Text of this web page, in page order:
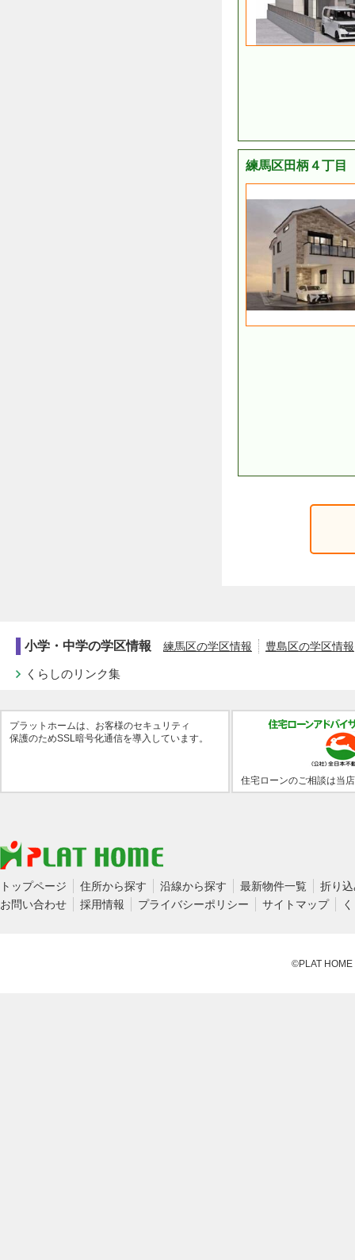
練馬区田柄４丁目
小学・中学の学区情報 練馬区の学区情報 豊島区の学区情報
くらしのリンク集
プラットホームは、お客様のセキュリティ
保護のためSSL暗号化通信を導入しています。
住宅ローンのご相談は当
トップページ 住所から探す 沿線から探す 最新物件一覧
折り
お問い合わせ
採用情報 プライバシーポリシー サイトマップ
©PLAT HOME